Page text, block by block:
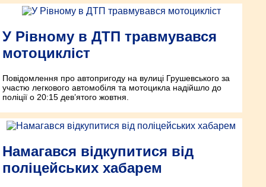
У Рівному в ДТП травмувався
мотоцикліст
Повідомлення про автопригоду на вулиці Грушевського за
участю легкового автомобіля та мотоцикла надійшло до
поліції о 20:15 дев’ятого жовтня.
Намагався відкупитися від
поліцейських хабарем